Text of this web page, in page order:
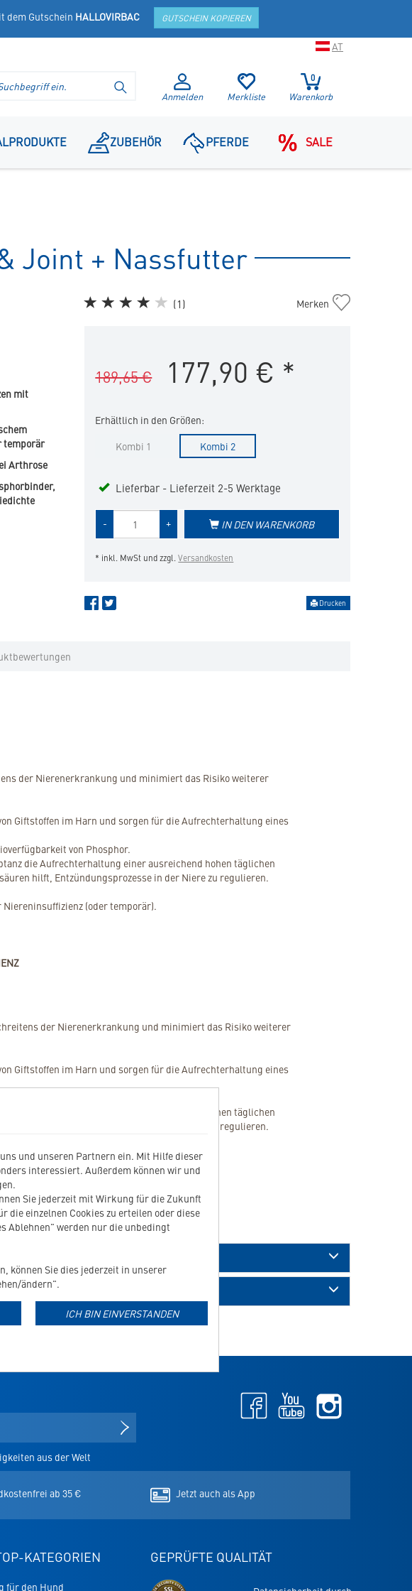
dem Gutschein HALLOVIRBAC GUTSCHEIN KOPIEREN
AT
Anmelden Merkliste
0
Warenkorb
SUCHE STARTEN
ZUBEHÖR PFERDE SALE
Joint + Nassfutter
mit
temporär
Arthrose
(1)
Set
Merken
189,65 € 177,90 € *
Erhältlich in den Größen:
Kombi 1
Kombi 2
Lieferbar - Lieferzeit 2-5 Werktage
+
- IN DEN WARENKORB
* inkl. MwSt und zzgl.Versandkosten
Drucken
der Nierenerkrankung und minimiert das Risiko weiterer
Giftstoffen im Harn und sorgen für die Aufrechterhaltung eines
von Phosphor.
die Aufrechterhaltung einer ausreichend hohen täglichen
hilft, Entzündungsprozesse in der Niere zu regulieren.
(oder temporär).
der Nierenerkrankung und minimiert das Risiko weiterer
Giftstoffen im Harn und sorgen für die Aufrechterhaltung eines
den Erhalt des Gelenkknorpels.
die Aufrechterhaltung einer ausreichend hohen täglichen
hilft, Entzündungsprozesse in der Niere zu regulieren.
und Arthrose (oder temporär).
und unseren Partnern ein. Mit Hilfe dieser
interessiert. Außerdem können wir und
Sie jederzeit mit Wirkung für die Zukunft
einzelnen Cookies zu erteilen oder diese
Ablehnen" werden nur die unbedingt
können Sie dies jederzeit in unserer
ändern".
ICH BIN EINVERSTANDEN
NEWSLETTER ANMELDEN
aus der Welt
Facebook
Tab
Youtube
Tab
Tab
ab 35 € Jetzt auch als App
KATEGORIEN
für den Hund
GEPRÜFTE QUALITÄT